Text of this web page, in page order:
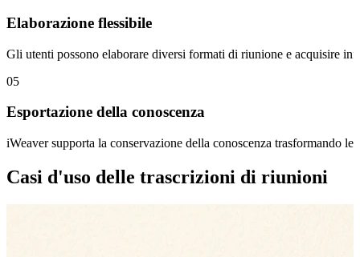
Elaborazione flessibile
Gli utenti possono elaborare diversi formati di riunione e acquisire
05
Esportazione della conoscenza
iWeaver supporta la conservazione della conoscenza trasformando
Casi d'uso delle trascrizioni di riunioni